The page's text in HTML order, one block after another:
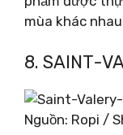
mùa khác
8. SAINT-
Nguồn: Ropi /